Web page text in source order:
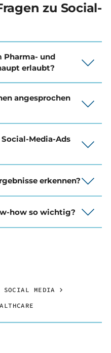
zu Social-
Pharma- und
erlaubt?
angesprochen
Media-Ads
erkennen?
how so wichtig?
SOCIAL MEDIA